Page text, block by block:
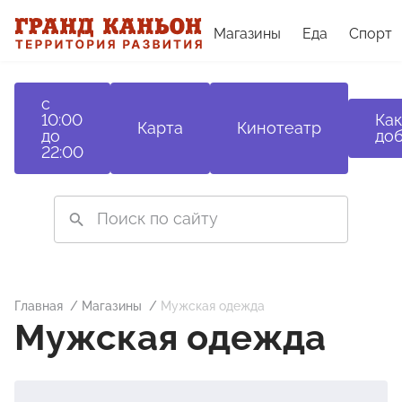
Магазины Еда Спорт
с
10:00
до
22:00
Карта Кинотеатр
Как
Главная Магазины Мужская одежда
Мужская одежда